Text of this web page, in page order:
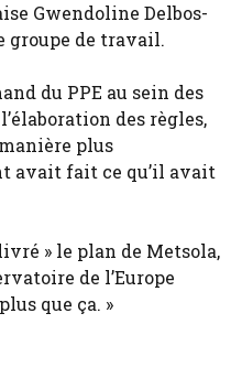
Gwendoline Delbos-
groupe de travail.
du PPE au sein des
des règles,
plus
avait fait ce qu’il avait
» le plan de Metsola,
de l’Europe
que ça. »